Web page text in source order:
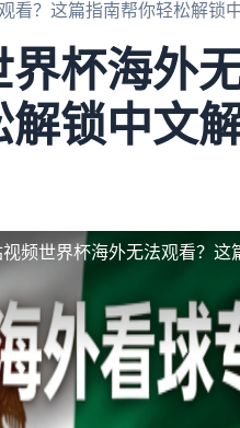
看？这篇指南帮你轻松解锁
杯海外
锁中文
频世界杯海外无法观看？这